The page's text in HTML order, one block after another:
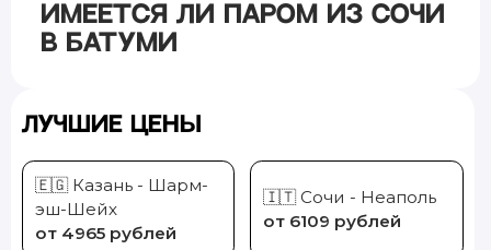
Имеется ли паром из Сочи
в Батуми
Лучшие цены
🇪🇬 Казань - Шарм-
эш-Шейх
от 4965 рублей
🇮🇹 Сочи - Неаполь
от 6109 рублей